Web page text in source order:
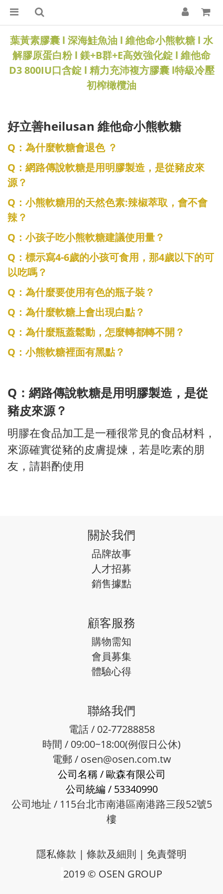
葉黃素膠囊 l 深海鮭魚油 l 維他命小熊軟糖 l 水
解膠原蛋白粉l 鎂+B群+E高效強化錠 l 維他命
D3 800IU口含錠 l 精力充沛複方膠囊 l特級冷壓
初榨橄欖油
好立善heilusan 維他命小熊軟糖
Q：為什麼軟糖會退色 ？
Q：網路傳說軟糖是用明膠製造，是從豬皮來
源？
Q：小熊軟糖用的天然色素:辣椒萃取，會不會
辣？
Q：小孩子吃小熊軟糖建議使用量？
Q：標示寫4-6歲的小孩可食用，那4歲以下的可
以吃嗎？
Q：為什麼要使用有色的瓶子裝？
Q：為什麼軟糖上會出現白點？
Q：為什麼瓶蓋鬆動，怎麼轉都轉不開？
Q：小熊軟糖裡面有黑點？
Q：網路傳說軟糖是用明膠製造，是從
豬皮來源？
明膠在食品加工是一種很常見的食品材料，
來源確實從豬的皮膚提煉，若是吃素的朋
友，請斟酌使用
關於我們
品牌故事
人才招募
銷售據點
顧客服務
購物需知
會員募集
體驗心得
聯絡我們
電話 / 02-77288858
時間 / 09:00~18:00(例假日公休)
電郵 / osen@osen.com.tw
公司名稱/歐森有限公司
公司統編 / 53340990
公司地址 / 115台北市南港區南港路三段52號5
樓
隱私條款 | 條款及細則 | 免責聲明
2019 © OSEN GROUP